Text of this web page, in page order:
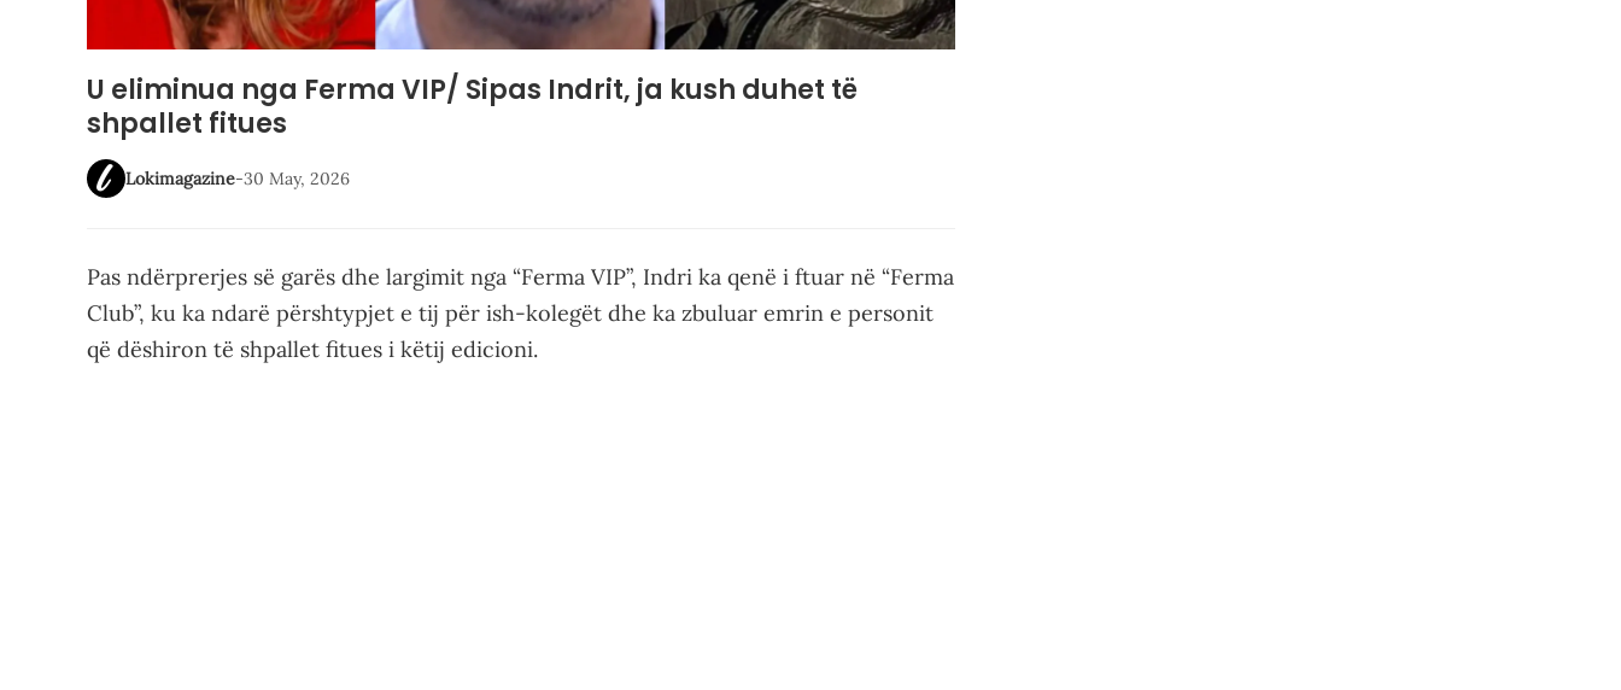
U eliminua nga Ferma VIP/ Sipas Indrit, ja kush duhet të
shpallet fitues
Lokimagazine-30 May, 2026
Pas ndërprerjes së garës dhe largimit nga “Ferma VIP”, Indri ka qenë i ftuar në “Ferma
Club”, ku ka ndarë përshtypjet e tij për ish-kolegët dhe ka zbuluar emrin e personit
që dëshiron të shpallet fitues i këtij edicioni.